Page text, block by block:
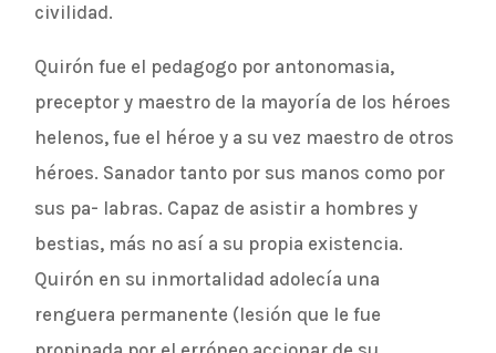
civilidad.
Quirón fue el pedagogo por antonomasia,
preceptor y maestro de la mayoría de los héroes
helenos, fue el héroe y a su vez maestro de otros
héroes. Sanador tanto por sus manos como por
sus pa- labras. Capaz de asistir a hombres y
bestias, más no así a su propia existencia.
Quirón en su inmortalidad adolecía una
renguera permanente (lesión que le fue